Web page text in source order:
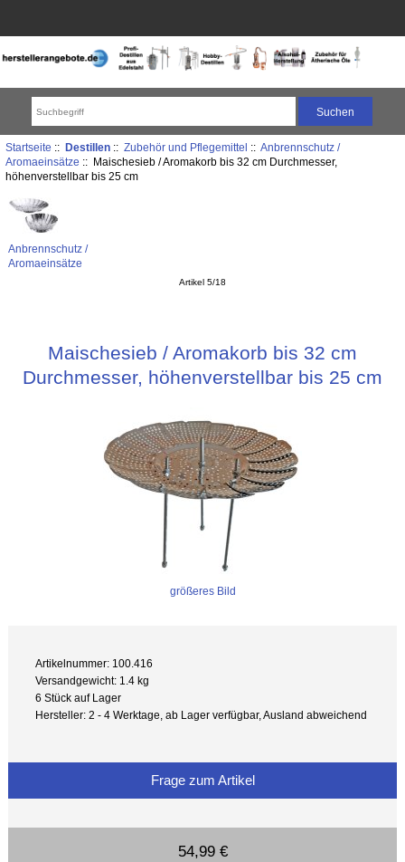
Startseite :: Destillen:: Zubehör und Pflegemittel :: Anbrennschutz /
Aromaeinsätze :: Maischesieb / Aromakorb bis 32 cm Durchmesser,
höhenverstellbar bis 25 cm
Anbrennschutz /
Aromaeinsätze
Artikel 5/18
Maischesieb / Aromakorb bis 32 cm
Durchmesser, höhenverstellbar bis 25 cm
größeres Bild
Artikelnummer: 100.416
Versandgewicht: 1.4 kg
6 Stück auf Lager
Hersteller: 2 - 4 Werktage, ab Lager verfügbar, Ausland abweichend
Frage zum Artikel
54,99 €